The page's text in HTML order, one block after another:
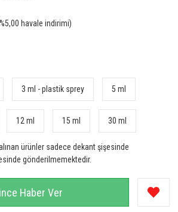
havale indirimi)
3 ml - plastik sprey 5 ml
12 ml 15 ml 30 ml
ürünler sadece dekant şişesinde
gönderilmemektedir.
Haber Ver